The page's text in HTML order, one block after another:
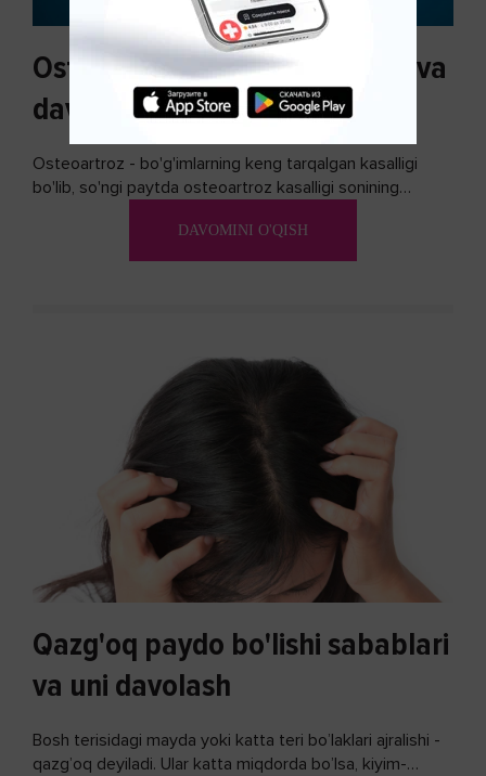
Osteoartroz sabablari, tasnifi va
davolash usullari
Osteoartroz - bo'g'imlarning keng tarqalgan kasalligi
bo'lib, so'ngi paytda osteoartroz kasalligi sonining
DAVOMINI O'QISH
Qazg'oq paydo bo'lishi sabablari
va uni davolash
Bosh terisidagi mayda yoki katta teri bo’laklari ajralishi -
qazg’oq deyiladi. Ular katta miqdorda bo’lsa, kiyim-